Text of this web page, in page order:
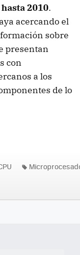
hasta 2010.
acercando el
sobre
presentan
con
a los
de lo